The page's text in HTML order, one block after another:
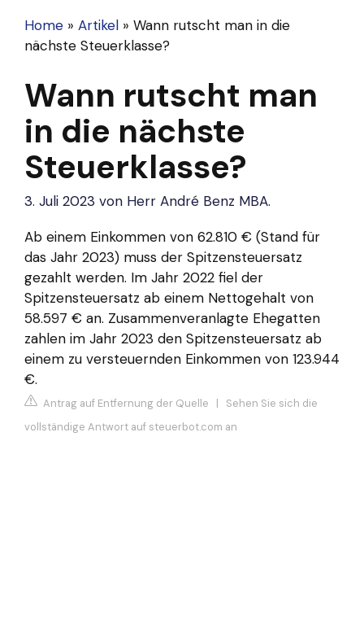
Home » Artikel » Wann rutscht man in die
nächste Steuerklasse?
Wann rutscht man
in die nächste
Steuerklasse?
3. Juli 2023 von Herr André Benz MBA.
Ab einem Einkommen von 62.810 € (Stand für
das Jahr 2023) muss der Spitzensteuersatz
gezahlt werden. Im Jahr 2022 fiel der
Spitzensteuersatz ab einem Nettogehalt von
58.597 € an. Zusammenveranlagte Ehegatten
zahlen im Jahr 2023 den Spitzensteuersatz ab
einem zu versteuernden Einkommen von 123.944
€.
Antrag auf Entfernung der Quelle | Sehen Sie sich die
vollständige Antwort auf steuerbot.com an